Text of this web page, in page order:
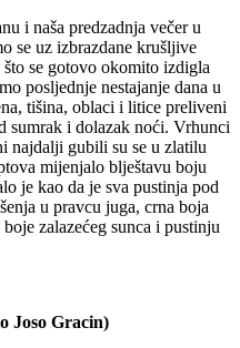
i naša predzadnja večer u
se uz izbrazdane krušljive
se gotovo okomito izdigla
posljednje nestajanje dana u
tišina, oblaci i litice preliveni
sumrak i dolazak noći. Vrhunci
najdalji gubili su se u zlatilu
mijenjalo blještavu boju
je kao da je sva pustinja pod
u pravcu juga, crna boja
zalazećeg sunca i pustinju
Joso Gracin)